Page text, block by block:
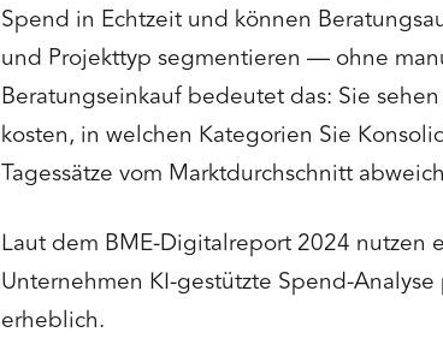
Spend in Echtzeit und können
und Projekttyp segmentieren — ohne
Beratungseinkauf bedeutet das: Sie
kosten, in welchen Kategorien Sie
Tagessätze vom Marktdurchschnitt
Laut dem BME-Digitalreport 2024 nutzen
Unternehmen KI-gestützte Spend-
erheblich.